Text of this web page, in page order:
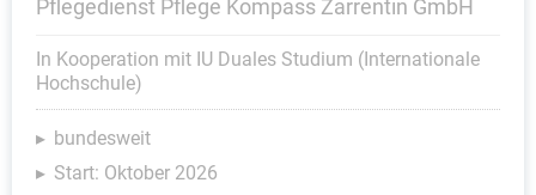
Pflegedienst Pflege Kompass Zarrentin GmbH
In Kooperation mit IU Duales Studium (Internationale
Hochschule)
bundesweit
Start: Oktober 2026